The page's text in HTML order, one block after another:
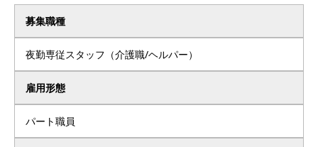
募集職種
夜勤専従スタッフ（介護職/ヘルパー）
雇用形態
パート職員